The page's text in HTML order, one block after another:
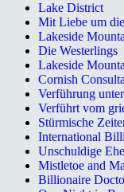
Lake District
Mit Liebe um
Lakeside
Die Westerlings
Lakeside
Cornish
Verführung
Verführt vom
Stürmische
International
Unschuldige
Mistletoe and
Billionaire